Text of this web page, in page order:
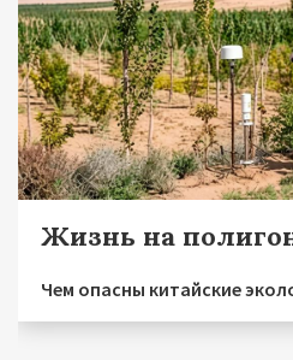
Жизнь на
Чем опасны китайские